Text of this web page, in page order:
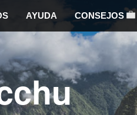
AYUDA CONSEJOS